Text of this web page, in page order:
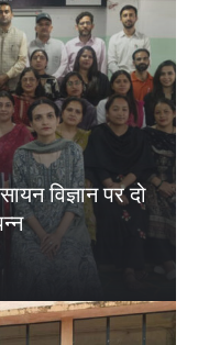
विज्ञान पर दो